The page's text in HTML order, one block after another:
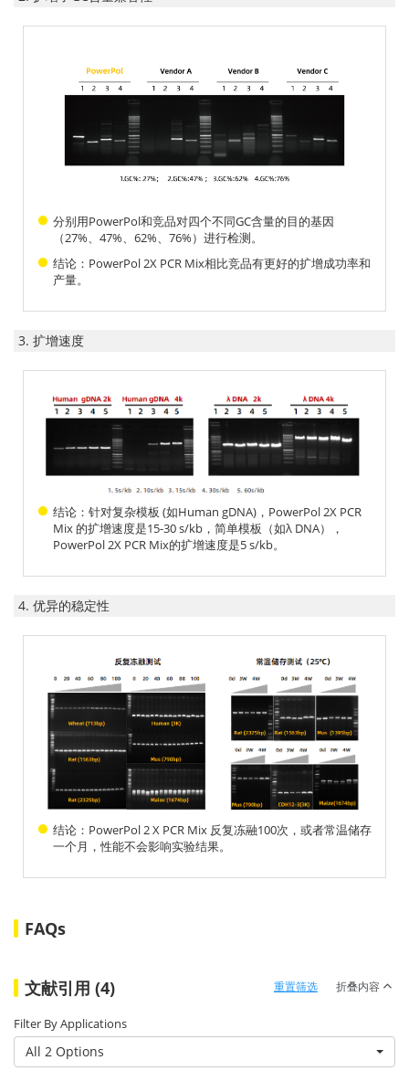
分别用PowerPol和竞品对四个不同GC含量的目的基因
（27%、47%、62%、76%）进行检测。
结论：PowerPol 2X PCR Mix相比竞品有更好的扩增成功率和
产量。
3. 扩增速度
结论：针对复杂模板 (如Human gDNA)，PowerPol 2X PCR
Mix 的扩增速度是15-30 s/kb，简单模板（如λ DNA），
PowerPol 2X PCR Mix的扩增速度是5 s/kb。
4. 优异的稳定性
结论：PowerPol 2 X PCR Mix 反复冻融100次，或者常温储存
一个月，性能不会影响实验结果。
FAQs
文献引用 (4) 重置筛选 折叠内容
Filter By Applications
All 2 Options